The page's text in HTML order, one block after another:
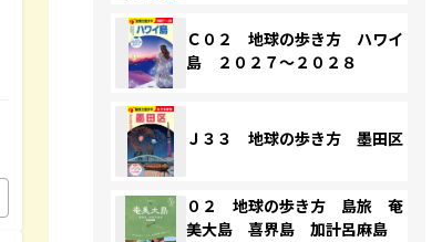
Ｃ０２ 地球の歩き方 ハワイ
島 ２０２７～２０２８
Ｊ３３ 地球の歩き方 墨田区
０２ 地球の歩き方 島旅 奄
美大島 喜界島 加計呂麻島